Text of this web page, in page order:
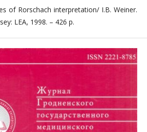
of Rorschach interpretation/ I.B. Weiner.
LEA, 1998. – 426 p.